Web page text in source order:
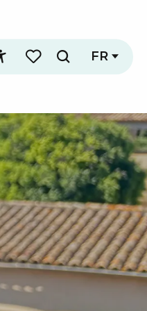
Accessibilité
Voir les favoris
Recherche
FR